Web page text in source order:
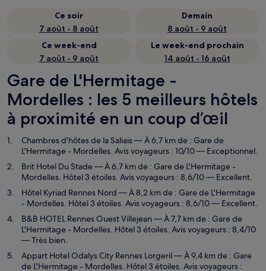
Ce soir
7 août - 8 août
Demain
8 août - 9 août
Ce week-end
7 août - 9 août
Le week-end prochain
14 août - 16 août
Gare de L'Hermitage -
Mordelles : les 5 meilleurs hôtels
à proximité en un coup d’œil
Chambres d'hôtes de la Saliais— À 6,7 km de : Gare de
L'Hermitage - Mordelles. Avis voyageurs : 10/10 — Exceptionnel.
Brit Hotel Du Stade— À 6,7 km de : Gare de L'Hermitage -
Mordelles. Hôtel 3 étoiles. Avis voyageurs : 8,6/10 — Excellent.
Hôtel Kyriad Rennes Nord — À 8,2 km de : Gare de L'Hermitage
- Mordelles. Hôtel 3 étoiles. Avis voyageurs : 8,6/10 — Excellent.
B&B HOTEL Rennes Ouest Villejean— À 7,7 km de : Gare de
L'Hermitage - Mordelles. Hôtel 3 étoiles. Avis voyageurs : 8,4/10
— Très bien.
Appart Hotel Odalys City Rennes Lorgeril— À 9,4 km de : Gare
de L'Hermitage - Mordelles. Hôtel 3 étoiles. Avis voyageurs :